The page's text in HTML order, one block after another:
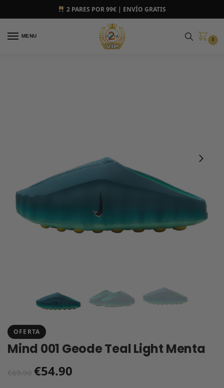
2 PARES POR 99€ | ENVÍO GRATIS
MENU
0
OFERTA
Mind 001 Geode Teal Light Menta
€69.90 €54.90